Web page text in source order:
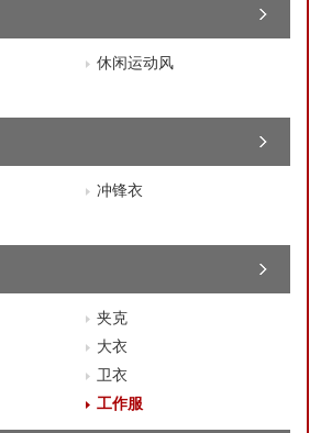
休闲运动风
冲锋衣
夹克
大衣
卫衣
工作服